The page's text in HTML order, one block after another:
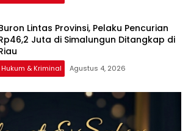
Lintas Provinsi, Pelaku Pencurian
Juta di Simalungun Ditangkap di
Hukum & Kriminal Agustus 4, 2026